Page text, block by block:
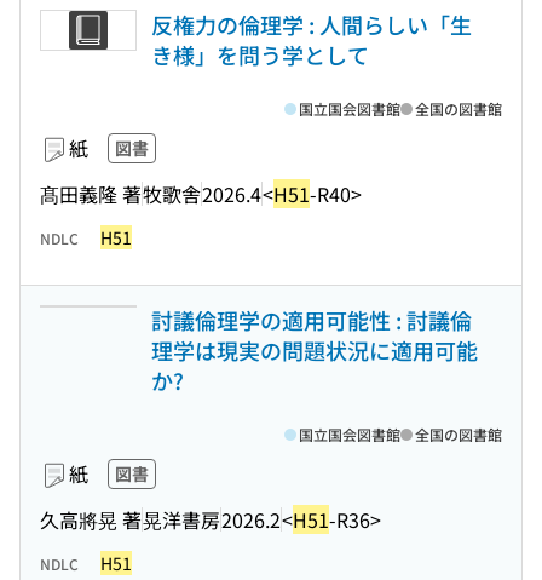
反権力の倫理学 : 人間らしい「生
き様」を問う学として
紙 図書
髙田義隆 著牧歌舎2026.4<H51-R40>
国立国会図書館 全国の図書館
NDLC H51
討議倫理学の適用可能性 : 討議倫
理学は現実の問題状況に適用可能
か?
紙 図書
久高將晃 著晃洋書房2026.2<H51-R36>
国立国会図書館 全国の図書館
NDLC H51